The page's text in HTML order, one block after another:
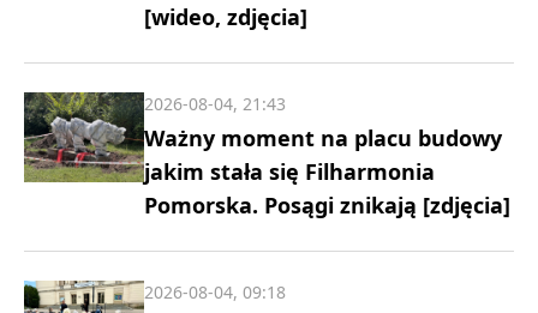
[wideo, zdjęcia]
Ważny moment na placu budowy
jakim stała się Filharmonia
Pomorska. Posągi znikają [zdjęcia]
2026-08-04, 21:43
2026-08-04, 09:18